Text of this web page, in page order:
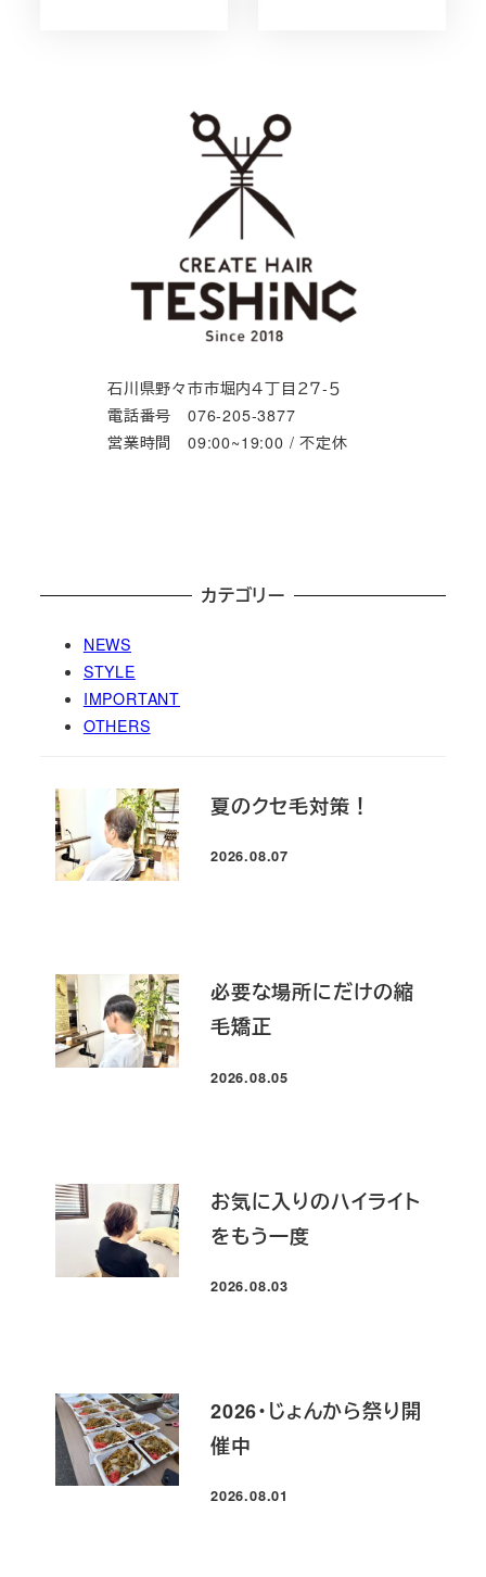
石川県野々市市堀内４丁目２７-５
電話番号 076-205-3877
営業時間 09:00~19:00 / 不定休
カテゴリー
NEWS
STYLE
IMPORTANT
OTHERS
夏のクセ毛対策！
投稿日
2026.08.07
必要な場所にだけの縮
毛矯正
投稿日
2026.08.05
お気に入りのハイライト
をもう一度
投稿日
2026.08.03
2026・じょんから祭り開
催中
投稿日
2026.08.01